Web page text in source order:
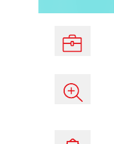
Montjuïc
Pedralbes
Vila olímpica